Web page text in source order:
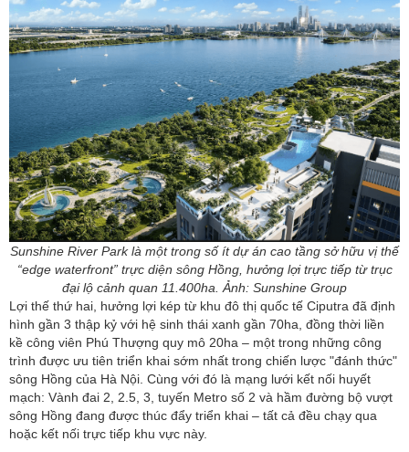
Sunshine River Park là một trong số ít dự án cao tầng sở hữu vị thế
“edge waterfront” trực diện sông Hồng, hưởng lợi trực tiếp từ trục
đại lộ cảnh quan 11.400ha. Ảnh: Sunshine Group
Lợi thế thứ hai, hưởng lợi kép từ khu đô thị quốc tế Ciputra đã định
hình gần 3 thập kỷ với hệ sinh thái xanh gần 70ha, đồng thời liền
kề công viên Phú Thượng quy mô 20ha – một trong những công
trình được ưu tiên triển khai sớm nhất trong chiến lược "đánh thức"
sông Hồng của Hà Nội. Cùng với đó là mạng lưới kết nối huyết
mạch: Vành đai 2, 2.5, 3, tuyến Metro số 2 và hầm đường bộ vượt
sông Hồng đang được thúc đẩy triển khai – tất cả đều chạy qua
hoặc kết nối trực tiếp khu vực này.